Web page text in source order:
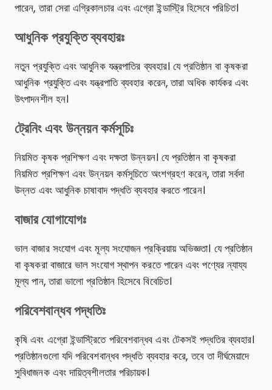
পারেন, তারা সেরা এগ্রিকালচার এবং এগ্রো ইন্ডাস্ট্রি হিসেবে পরিচিত।
আধুনিক প্রযুক্তি ব্যবহারঃ
নতুন প্রযুক্তি এবং আধুনিক যন্ত্রপাতির ব্যবহার। যে প্রতিষ্ঠান বা কৃষকরা
আধুনিক প্রযুক্তি এবং যন্ত্রপাতি ব্যবহার করেন, তারা অধিক কার্যকর এবং
উৎপাদনশীল হন।
ট্রেনিং এবং উন্নয়ন কর্মসূচিঃ
নিয়মিত কৃষক প্রশিক্ষণ এবং দক্ষতা উন্নয়ন। যে প্রতিষ্ঠান বা কৃষকরা
নিয়মিত প্রশিক্ষণ এবং উন্নয়ন কর্মসূচিতে অংশগ্রহণ করেন, তারা সর্বদা
উন্নত এবং আধুনিক চাষাবাদ পদ্ধতি ব্যবহার করতে পারেন।
বাজার যোগাযোগঃ
ভাল বাজার সংযোগ এবং মূল্য সংযোজন প্রক্রিয়ায় অভিজ্ঞতা। যে প্রতিষ্ঠান
বা কৃষকরা বাজারে ভাল সংযোগ স্থাপন করতে পারেন এবং পণ্যের ন্যায্য
মূল্য পান, তারা ভালো প্রতিষ্ঠান হিসেবে বিবেচিত।
পরিবেশবান্ধব পদ্ধতিঃ
কৃষি এবং এগ্রো ইন্ডাস্ট্রিতে পরিবেশবান্ধব এবং টেকসই পদ্ধতির ব্যবহার।
প্রতিষ্ঠানগুলো যদি পরিবেশবান্ধব পদ্ধতি ব্যবহার করে, তবে তা দীর্ঘমেয়াদে
সুবিধাজনক এবং দায়িত্বশীলতার পরিচায়ক।